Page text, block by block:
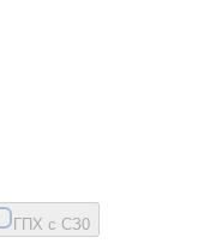
ГПХ с СЗ0